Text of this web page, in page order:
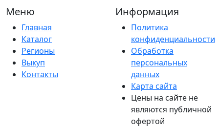
Меню
Главная
Каталог
Регионы
Выкуп
Контакты
Информация
Политика
конфиденциальности
Обработка
персональных
данных
Карта сайта
Цены на сайте не
являются публичной
офертой